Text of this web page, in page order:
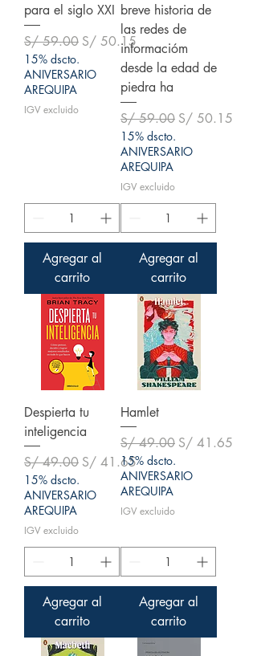
para el siglo XXI
Precio
S/ 59.00 Precio de oferta
S/ 50.15
15% dscto.
ANIVERSARIO
AREQUIPA
IGV excluido
Agregar al
carrito
breve historia de
las redes de
informacióm
desde la edad de
piedra ha
Precio
S/ 59.00 Precio de oferta
S/ 50.15
15% dscto.
ANIVERSARIO
AREQUIPA
IGV excluido
Agregar al
carrito
Despierta tu
inteligencia
Precio
S/ 49.00 Precio de oferta
S/ 41.65
15% dscto.
ANIVERSARIO
AREQUIPA
IGV excluido
Agregar al
carrito
Hamlet
Precio
S/ 49.00 Precio de oferta
S/ 41.65
15% dscto.
ANIVERSARIO
AREQUIPA
IGV excluido
Agregar al
carrito